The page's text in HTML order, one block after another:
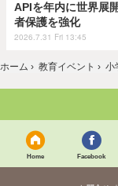
APIを年内に世界展
者保護を強化
2026.7.31 Fri 13:45
ホーム › 教育イベント › 小
Home Facebook